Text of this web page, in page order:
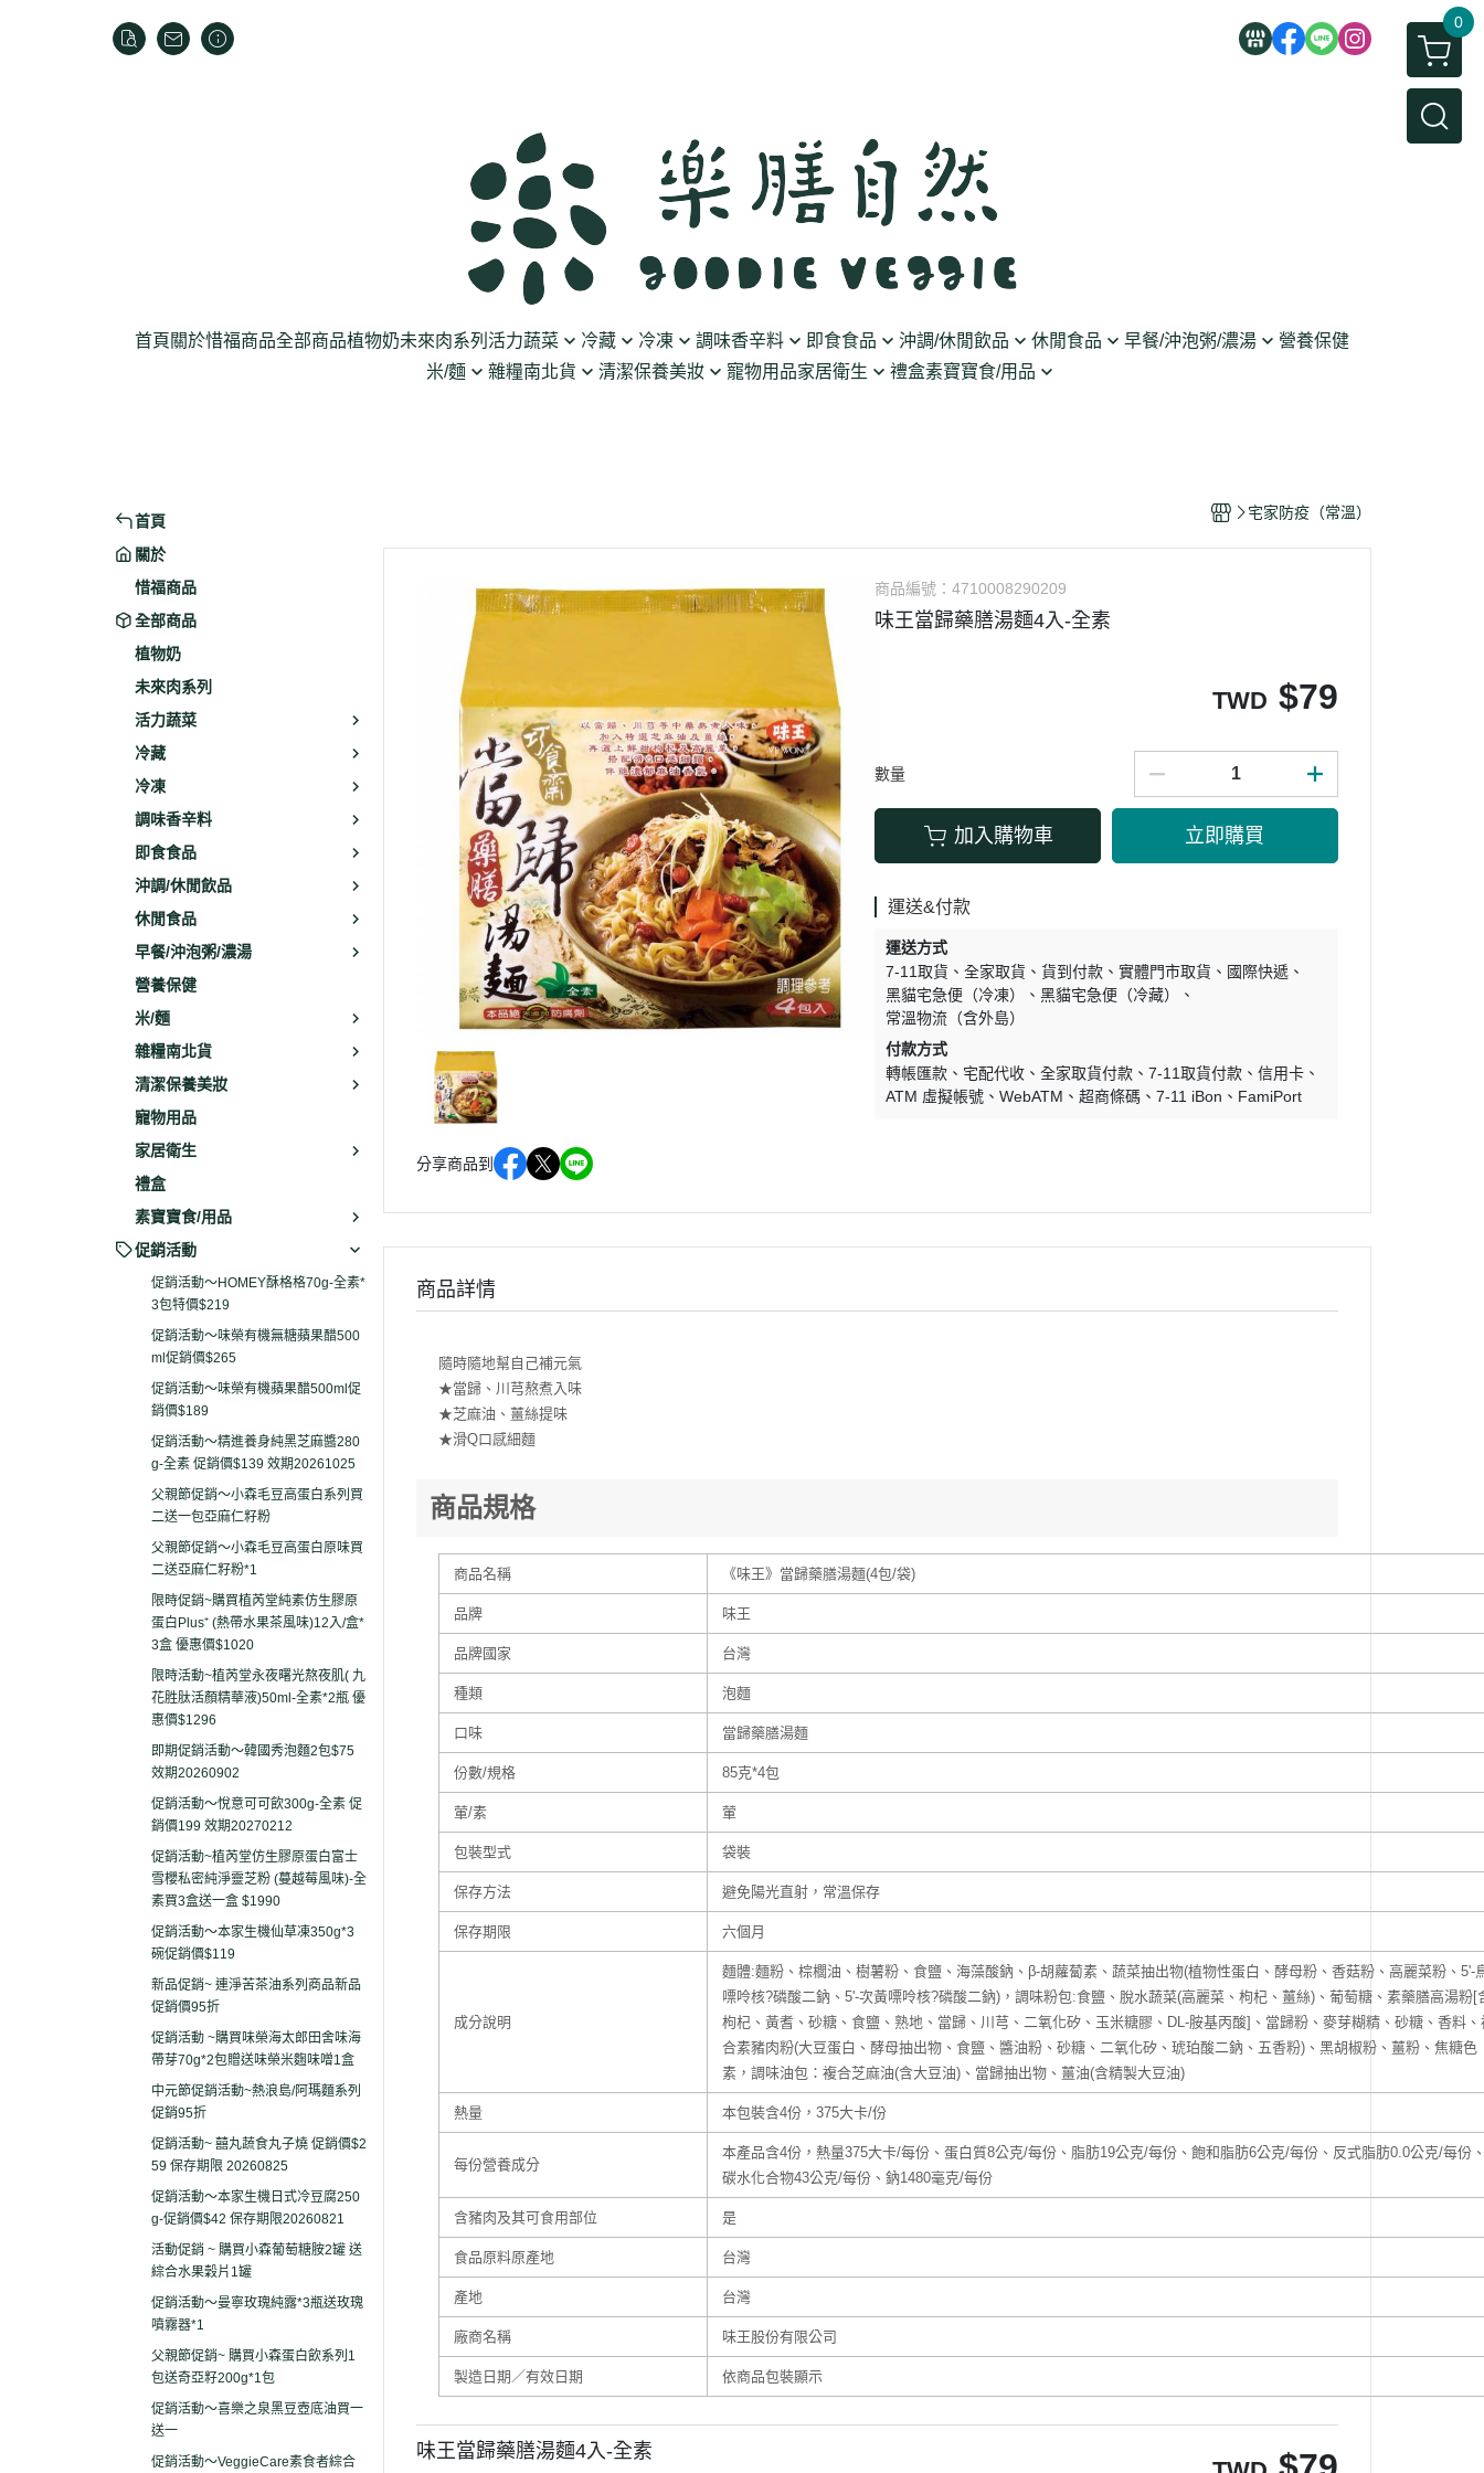
0
首頁 關於惜福商品全部商品植物奶未來肉系列 活力蔬菜 冷藏
純素奶油/起司
冷凍
湯品/羹
冰淇淋
調味香辛料
味噌/味霖
即食食品
素香鬆
沖調/休閒飲品 休閒食品 早餐/沖泡粥/濃湯
營養保健
米/麵
雜糧南北貨 清潔保養美妝 寵物用品家居衛生 禮盒素寶寶食/用品
首頁
關於
惜福商品
全部商品
植物奶
未來肉系列
活力蔬菜
冷藏
冷凍
調味香辛料
即食食品
沖調/休閒飲品
休閒食品
早餐/沖泡粥/濃湯
營養保健
米/麵
雜糧南北貨
清潔保養美妝
寵物用品
家居衛生
禮盒
素寶寶食/用品
促銷活動
促銷活動～HOMEY酥格格70g-全素*
3包特價$219
促銷活動～味榮有機無糖蘋果醋500
ml促銷價$265
促銷活動～味榮有機蘋果醋500ml促
銷價$189
促銷活動～精進養身純黑芝麻醬280
g-全素 促銷價$139 效期20261025
父親節促銷～小森毛豆高蛋白系列買
二送一包亞麻仁籽粉
父親節促銷～小森毛豆高蛋白原味買
二送亞麻仁籽粉*1
限時促銷~購買植芮堂純素仿生膠原
蛋白Plus⁺ (熱帶水果茶風味)12入/盒*
3盒 優惠價$1020
限時活動~植芮堂永夜曙光熬夜肌( 九
花胜肽活顏精華液)50ml-全素*2瓶 優
惠價$1296
即期促銷活動～韓國秀泡麵2包$75
效期20260902
促銷活動～悅意可可飲300g-全素 促
銷價199 效期20270212
促銷活動~植芮堂仿生膠原蛋白富士
雪櫻私密純淨靈芝粉 (蔓越莓風味)-全
素買3盒送一盒 $1990
促銷活動～本家生機仙草凍350g*3
碗促銷價$119
新品促銷~ 連淨苦茶油系列商品新品
促銷價95折
促銷活動 ~購買味榮海太郎田舍味海
帶芽70g*2包贈送味榮米麴味噌1盒
中元節促銷活動~熱浪島/阿瑪麵系列
促銷95折
促銷活動~ 囍丸蔬食丸子燒 促銷價$2
59 保存期限 20260825
促銷活動～本家生機日式冷豆腐250
g-促銷價$42 保存期限20260821
活動促銷 ~ 購買小森葡萄糖胺2罐 送
綜合水果穀片1罐
促銷活動～曼寧玫瑰純露*3瓶送玫瑰
噴霧器*1
父親節促銷~ 購買小森蛋白飲系列1
包送奇亞籽200g*1包
促銷活動～喜樂之泉黑豆壺底油買一
送一
促銷活動～VeggieCare素食者綜合
宅家防疫（常溫）
分享商品到
商品編號：4710008290209
味王當歸藥膳湯麵4入-全素
TWD $79
數量
加入購物車 立即購買
運送&付款
運送方式
7-11取貨
全家取貨 貨到付款 實體門市取貨
國際快遞
黑貓宅急便（冷凍）
黑貓宅急便（冷藏）
常溫物流（含外島）
付款方式
轉帳匯款
宅配代收 全家取貨付款 7-11取貨付款
信用卡
ATM 虛擬帳號
WebATM 超商條碼 7-11 iBon FamiPort
商品詳情
隨時隨地幫自己補元氣
★當歸、川芎熬煮入味
★芝麻油、薑絲提味
★滑Q口感細麵
商品規格
商品名稱 《味王》當歸藥膳湯麵(4包/袋)
品牌 味王
品牌國家 台灣
種類 泡麵
口味 當歸藥膳湯麵
份數/規格 85克*4包
葷/素 葷
包裝型式 袋裝
保存方法 避免陽光直射，常溫保存
保存期限 六個月
成分說明
麵體:麵粉、棕櫚油、樹薯粉、食鹽、海藻酸鈉、β-胡蘿蔔素、蔬菜抽出物(植物性蛋白、酵母粉、香菇粉、高麗菜粉、5'-
嘌呤核?磷酸二鈉、5'-次黃嘌呤核?磷酸二鈉)，調味粉包:食鹽、脫水蔬菜(高麗菜、枸杞、薑絲)、葡萄糖、素藥膳高湯粉[
枸杞、黃耆、砂糖、食鹽、熟地、當歸、川芎、二氧化矽、玉米糖膠、DL-胺基丙酸]、當歸粉、麥芽糊精、砂糖、香料、
合素豬肉粉(大豆蛋白、酵母抽出物、食鹽、醬油粉、砂糖、二氧化矽、琥珀酸二鈉、五香粉)、黑胡椒粉、薑粉、焦糖色
素，調味油包：複合芝麻油(含大豆油)、當歸抽出物、薑油(含精製大豆油)
熱量 本包裝含4份，375大卡/份
每份營養成分
本產品含4份，熱量375大卡/每份、蛋白質8公克/每份、脂肪19公克/每份、飽和脂肪6公克/每份、反式脂肪0.0公克/每份
碳水化合物43公克/每份、鈉1480毫克/每份
含豬肉及其可食用部位 是
食品原料原產地 台灣
產地 台灣
廠商名稱 味王股份有限公司
製造日期／有效日期 依商品包裝顯示
味王當歸藥膳湯麵4入-全素